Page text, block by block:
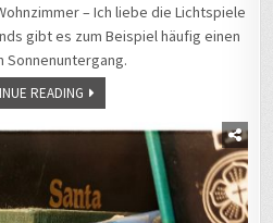
– Ich liebe die Lichtspiele
gibt es zum Beispiel häufig einen
Sonnenuntergang.
READING